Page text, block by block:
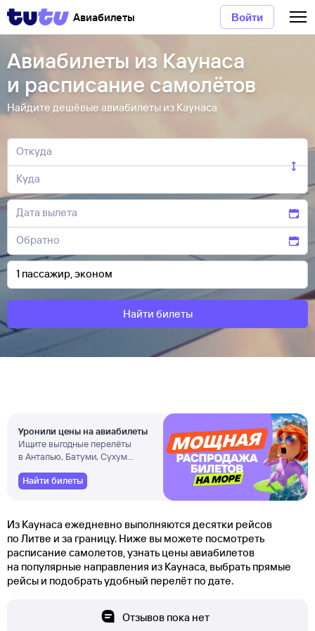
Авиабилеты Войти
Авиабилеты из Каунаса
и расписание самолётов
Найдите дешёвые авиабилеты из Каунаса
Найти билеты
Уронили цены на авиабилеты
Ищите выгодные перелёты
в Анталью, Батуми, Сухум
Найти билеты
Из Каунаса ежедневно выполняются десятки рейсов
по Литве и за границу. Ниже вы можете посмотреть
расписание самолетов, узнать цены авиабилетов
на популярные направления из Каунаса, выбрать прямые
рейсы и подобрать удобный перелёт по дате.
Отзывов пока нет